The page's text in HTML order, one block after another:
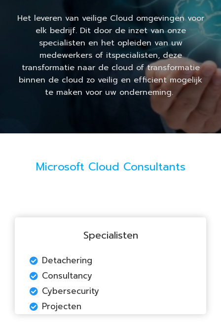
Het leveren van veilige Cloud omgevingen voor
elk bedrijf. Dit door de inzet van onze
specialisten en het opleiden van uw
medewerkers of itspecialisten, deze
transformatie naar de cloud of transformatie
binnen de cloud zo veilig en efficient mogelijk
te maken voor uw onderneming.
Microsoft Cloud Consultants
Specialisten
Detachering
Consultancy
Cybersecurity
Projecten